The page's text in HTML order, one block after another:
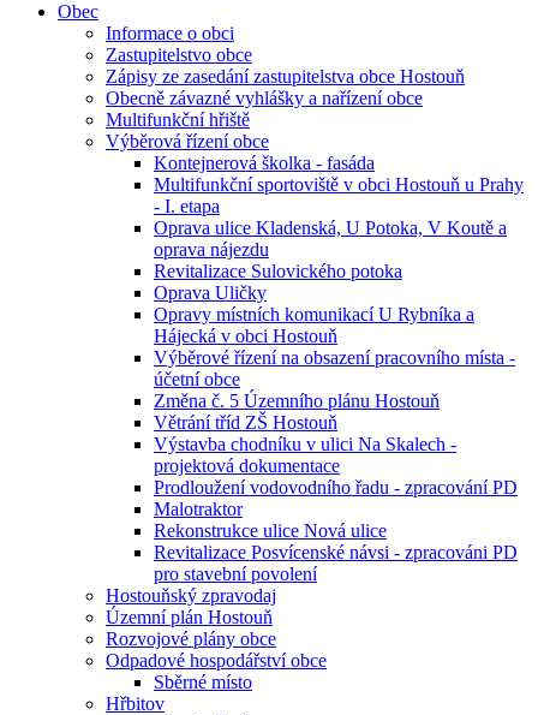
Obec
Informace o obci
Zastupitelstvo obce
Zápisy ze zasedání zastupitelstva obce Hostouň
Obecně závazné vyhlášky a nařízení obce
Multifunkční hřiště
Výběrová řízení obce
Kontejnerová školka - fasáda
Multifunkční sportoviště v obci Hostouň u Prahy
- I. etapa
Oprava ulice Kladenská, U Potoka, V Koutě a
oprava nájezdu
Revitalizace Sulovického potoka
Oprava Uličky
Opravy místních komunikací U Rybníka a
Hájecká v obci Hostouň
Výběrové řízení na obsazení pracovního místa -
účetní obce
Změna č. 5 Územního plánu Hostouň
Větrání tříd ZŠ Hostouň
Výstavba chodníku v ulici Na Skalech -
projektová dokumentace
Prodloužení vodovodního řadu - zpracování PD
Malotraktor
Rekonstrukce ulice Nová ulice
Revitalizace Posvícenské návsi - zpracováni PD
pro stavební povolení
Hostouňský zpravodaj
Územní plán Hostouň
Rozvojové plány obce
Odpadové hospodářství obce
Sběrné místo
Hřbitov